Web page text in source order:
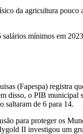
da agricultura
mínimos em
(Fapespa) registra
disso, o PIB
saltaram de 6 para 14.
para proteger os
II investigou um